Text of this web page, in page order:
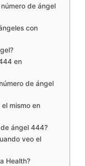
de ángel
con
en
de ángel
mismo en
ángel 444?
veo el
Health?